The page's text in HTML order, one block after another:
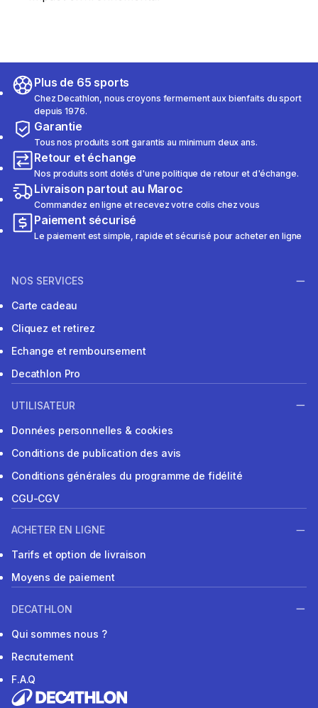
Plus de 65 sports
Chez Decathlon, nous croyons fermement aux bienfaits du sport
depuis 1976.
Garantie
Tous nos produits sont garantis au minimum deux ans.
Retour et échange
Nos produits sont dotés d'une politique de retour et d'échange.
Livraison partout au Maroc
Commandez en ligne et recevez votre colis chez vous
Paiement sécurisé
Le paiement est simple, rapide et sécurisé pour acheter en ligne
NOS SERVICES
Carte cadeau
Cliquez et retirez
Echange et remboursement
Decathlon Pro
UTILISATEUR
Données personnelles & cookies
Conditions de publication des avis
Conditions générales du programme de fidélité
CGU-CGV
ACHETER EN LIGNE
Tarifs et option de livraison
Moyens de paiement
DECATHLON
Qui sommes nous ?
Recrutement
F.A.Q